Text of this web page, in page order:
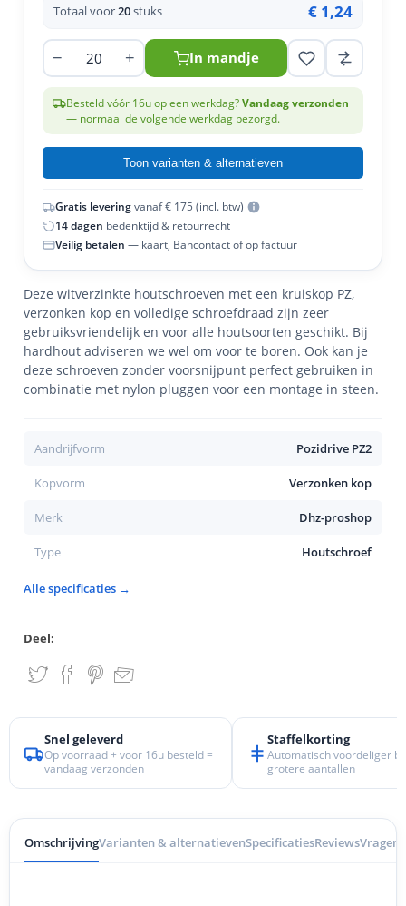
Deze witverzinkte houtschroeven met een kruiskop PZ,
verzonken kop en volledige schroefdraad zijn zeer
gebruiksvriendelijk en voor alle houtsoorten geschikt. Bij
hardhout adviseren we wel om voor te boren. Ook kan je
deze schroeven zonder voorsnijpunt perfect gebruiken in
combinatie met nylon pluggen voor een montage in steen.
Aandrijfvorm Pozidrive PZ2
Kopvorm Verzonken kop
Merk Dhz-proshop
Type Houtschroef
Alle specificaties →
Deel:
Totaal voor20stuks € 1,24
− + In mandje
Besteld vóór 16u op een werkdag?Vandaag verzonden
— normaal de volgende werkdag bezorgd.
Toon varianten & alternatieven
Gratis levering vanaf € 175 (incl. btw)
14 dagen bedenktijd & retourrecht
Veilig betalen — kaart, Bancontact of op factuur
Snel geleverd
Op voorraad + voor 16u besteld =
vandaag verzonden
Staffelkorting
Automatisch voordeliger bij
grotere aantallen
OmschrijvingVarianten & alternatievenSpecificatiesReviewsVragen